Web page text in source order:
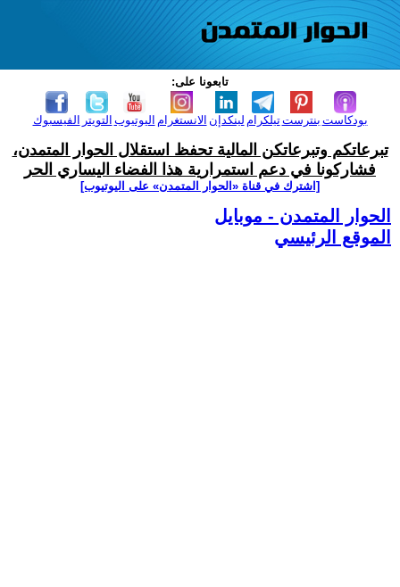
تابعونا على:
الفيسبوك التويتر اليوتيوب الانستغرام لينكدإن تيلكرامبنترست بودكاست
تبرعاتكم وتبرعاتكن المالية تحفظ استقلال الحوار المتمدن،
فشاركونا في دعم استمرارية هذا الفضاء اليساري الحر
[اشترك في قناة ‫«الحوار المتمدن» على اليوتيوب]
الحوار المتمدن - موبايل
الموقع الرئيسي